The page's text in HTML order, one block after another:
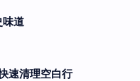
味道
速清理空白行